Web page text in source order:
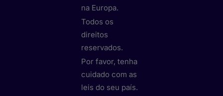
na Europa.
Todos os
direitos
reservados.
Por favor, tenha
cuidado com as
leis do seu país.